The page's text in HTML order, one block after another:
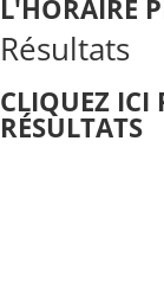
L'HORAIRE
Résultats
CLIQUEZ ICI
RÉSULTATS